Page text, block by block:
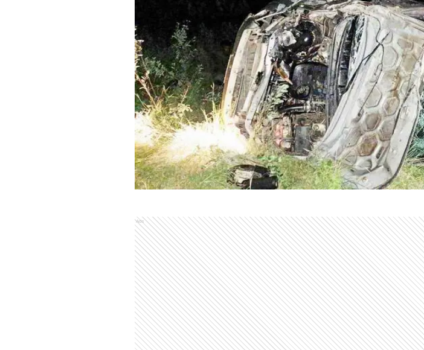
Ads